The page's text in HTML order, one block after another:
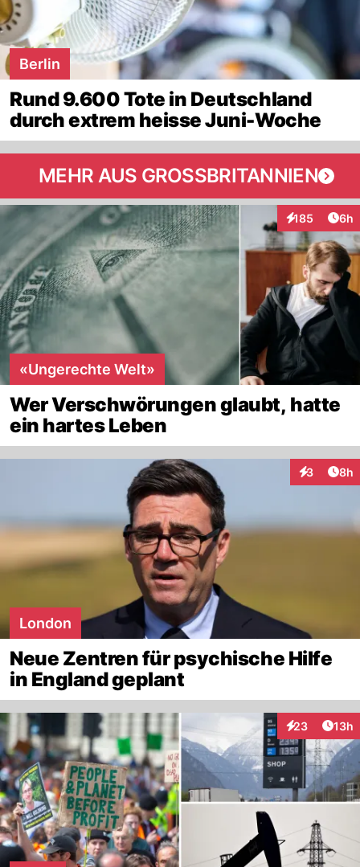
Berlin
Rund 9.600 Tote in Deutschland
durch extrem heisse Juni-Woche
MEHR AUS GROSSBRITANNIEN
185
Interaktionen
6h
«Ungerechte Welt»
Wer Verschwörungen glaubt, hatte
ein hartes Leben
3 8h
London
Neue Zentren für psychische Hilfe
in England geplant
23
Interaktionen
13h